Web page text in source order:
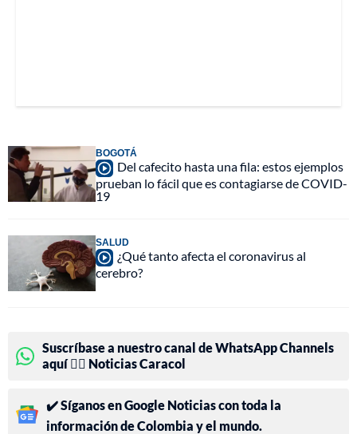
BOGOTÁ
Del cafecito hasta una fila: estos ejemplos
prueban lo fácil que es contagiarse de COVID-
19
SALUD
¿Qué tanto afecta el coronavirus al
cerebro?
Suscríbase a nuestro canal de WhatsApp Channels
aquí 👉🏻 Noticias Caracol
✔️ Síganos en Google Noticias con toda la
información de Colombia y el mundo.